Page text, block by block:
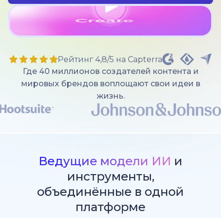
Рейтинг 4,8/5 на Capterra
Где 40 миллионов создателей контента и
мировых брендов воплощают свои идеи в
жизнь.
Ведущие модели ИИ и
инструменты,
объединённые в одной
платформе